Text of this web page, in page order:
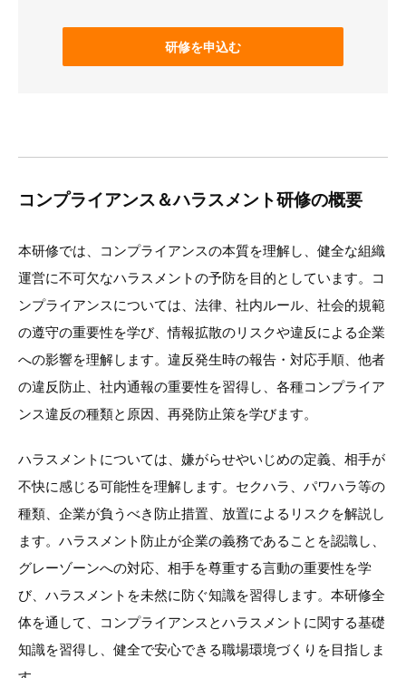
研修を申込む
コンプライアンス＆ハラスメント研修の概要
本研修では、コンプライアンスの本質を理解し、健全な組織
運営に不可欠なハラスメントの予防を目的としています。コ
ンプライアンスについては、法律、社内ルール、社会的規範
の遵守の重要性を学び、情報拡散のリスクや違反による企業
への影響を理解します。違反発生時の報告・対応手順、他者
の違反防止、社内通報の重要性を習得し、各種コンプライア
ンス違反の種類と原因、再発防止策を学びます。
ハラスメントについては、嫌がらせやいじめの定義、相手が
不快に感じる可能性を理解します。セクハラ、パワハラ等の
種類、企業が負うべき防止措置、放置によるリスクを解説し
ます。ハラスメント防止が企業の義務であることを認識し、
グレーゾーンへの対応、相手を尊重する言動の重要性を学
び、ハラスメントを未然に防ぐ知識を習得します。本研修全
体を通して、コンプライアンスとハラスメントに関する基礎
知識を習得し、健全で安心できる職場環境づくりを目指しま